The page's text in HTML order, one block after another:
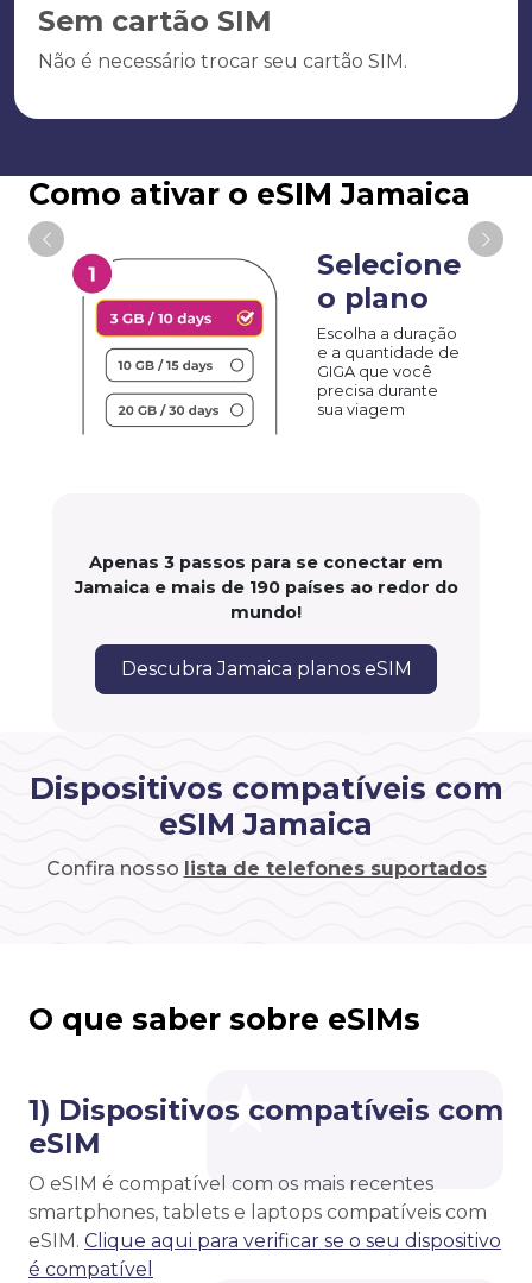
Sem cartão SIM
Não é necessário trocar seu cartão SIM.
Como ativar o eSIM Jamaica
Selecione
o plano
Escolha a duração
e a quantidade de
GIGA que você
precisa durante
sua viagem
Apenas 3 passos para se conectar em
Jamaica e mais de 190 países ao redor do
mundo!
Descubra Jamaica planos eSIM
Dispositivos compatíveis com
eSIM Jamaica
Confira nosso lista de telefones suportados
O que saber sobre eSIMs
1) Dispositivos compatíveis com
eSIM
O eSIM é compatível com os mais recentes
smartphones, tablets e laptops compatíveis com
eSIM. Clique aqui para verificar se o seu dispositivo
é compatível